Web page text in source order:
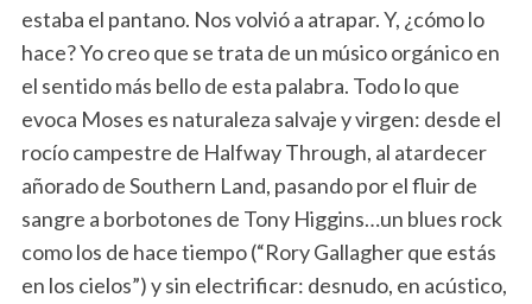
estaba el pantano. Nos volvió a atrapar. Y, ¿cómo lo
hace? Yo creo que se trata de un músico orgánico en
el sentido más bello de esta palabra. Todo lo que
evoca Moses es naturaleza salvaje y virgen: desde el
rocío campestre de Halfway Through, al atardecer
añorado de Southern Land, pasando por el fluir de
sangre a borbotones de Tony Higgins…un blues rock
como los de hace tiempo (“Rory Gallagher que estás
en los cielos”) y sin electrificar: desnudo, en acústico,